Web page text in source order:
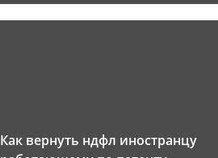
Как вернуть ндфл иностранцу